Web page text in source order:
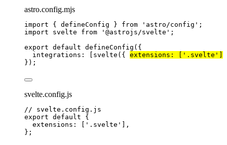
astro.config.mjs
import { defineConfig } from ' astro/config ' ;
import svelte from ' @astrojs/svelte ' ;
export default defineConfig ({
integrations: [ svelte ({ extensions: [ ' .svelte '
});
svelte.config.js
// svelte.config.js
export default {
extensions: [
' .svelte '
],
};